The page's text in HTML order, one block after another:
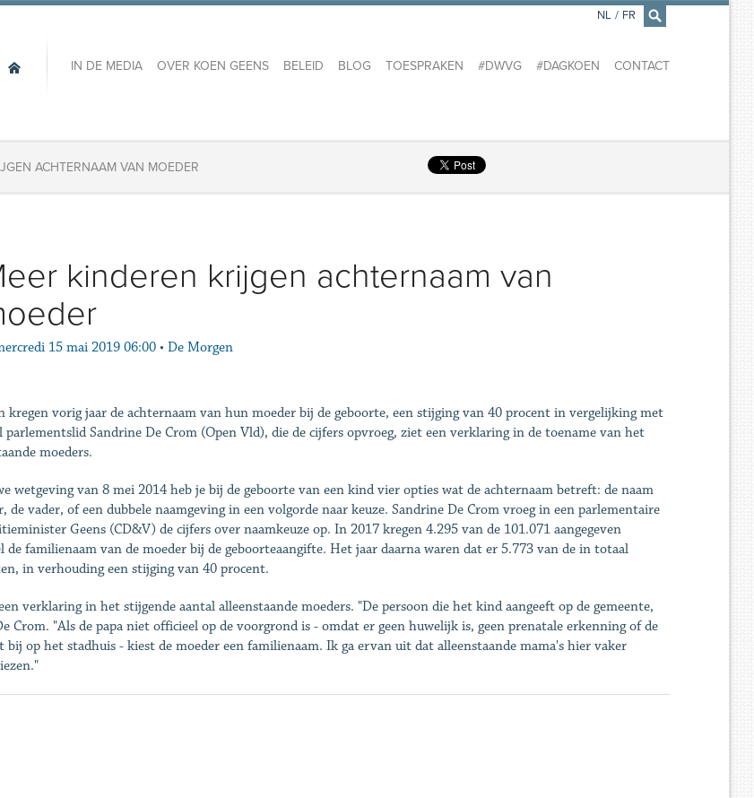
×
IN DE MEDIA OVER KOEN GEENS BELEID BLOG TOESPRAKEN #DWVG #DAGKOEN CONTACT
NL / FR
ACHTERNAAM VAN MOEDER
kinderen krijgen achternaam van
15 mai 2019 06:00 • De Morgen
kregen vorig jaar de achternaam van hun moeder bij de geboorte, een stijging van 40 procent in vergelijking met
parlementslid Sandrine De Crom (Open Vld), die de cijfers opvroeg, ziet een verklaring in de toename van het
moeders.
wetgeving van 8 mei 2014 heb je bij de geboorte van een kind vier opties wat de achternaam betreft: de naam
de vader, of een dubbele naamgeving in een volgorde naar keuze. Sandrine De Crom vroeg in een parlementaire
Geens (CD&V) de cijfers over naamkeuze op. In 2017 kregen 4.295 van de 101.071 aangegeven
de familienaam van de moeder bij de geboorteaangifte. Het jaar daarna waren dat er 5.773 van de in totaal
in verhouding een stijging van 40 procent.
verklaring in het stijgende aantal alleenstaande moeders. "De persoon die het kind aangeeft op de gemeente,
Crom. "Als de papa niet officieel op de voorgrond is - omdat er geen huwelijk is, geen prenatale erkenning of de
bij op het stadhuis - kiest de moeder een familienaam. Ik ga ervan uit dat alleenstaande mama's hier vaker